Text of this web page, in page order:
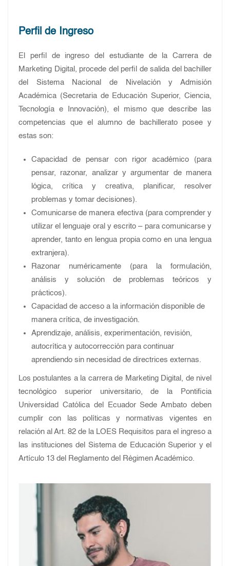
Perfil de Ingreso
El perfil de ingreso del estudiante de la Carrera de
Marketing Digital, procede del perfil de salida del bachiller
del Sistema Nacional de Nivelación y Admisión
Académica (Secretaria de Educación Superior, Ciencia,
Tecnología e Innovación), el mismo que describe las
competencias que el alumno de bachillerato posee y
estas son:
Capacidad de pensar con rigor académico (para
pensar, razonar, analizar y argumentar de manera
lógica, crítica y creativa, planificar, resolver
problemas y tomar decisiones).
Comunicarse de manera efectiva (para comprender y
utilizar el lenguaje oral y escrito – para comunicarse y
aprender, tanto en lengua propia como en una lengua
extranjera).
Razonar numéricamente (para la formulación,
análisis y solución de problemas teóricos y
prácticos).
Capacidad de acceso a la información disponible de
manera crítica, de investigación.
Aprendizaje, análisis, experimentación, revisión,
autocrítica y autocorrección para continuar
aprendiendo sin necesidad de directrices externas.
Los postulantes a la carrera de Marketing Digital, de nivel
tecnológico superior universitario, de la Pontificia
Universidad Católica del Ecuador Sede Ambato deben
cumplir con las políticas y normativas vigentes en
relación al Art. 82 de la LOES Requisitos para el ingreso a
las instituciones del Sistema de Educación Superior y el
Artículo 13 del Reglamento del Régimen Académico.